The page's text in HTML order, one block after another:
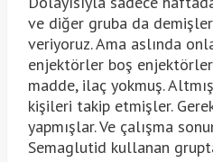
ve diğer gruba da
veriyoruz. Ama aslında
enjektörler boş
madde, ilaç yokmuş.
kişileri takip etmişler.
yapmışlar. Ve çalışma
Semaglutid kullanan